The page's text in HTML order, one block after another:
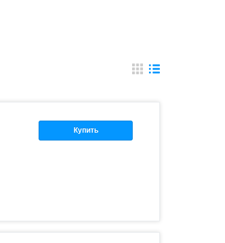
Купить